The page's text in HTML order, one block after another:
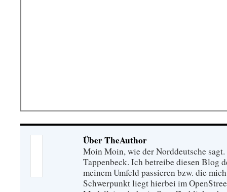
Über TheAuthor
Moin Moin, wie der Norddeutsche
Tappenbeck. Ich betreibe diesen Blog
meinem Umfeld passieren bzw. die
Schwerpunkt liegt hierbei im